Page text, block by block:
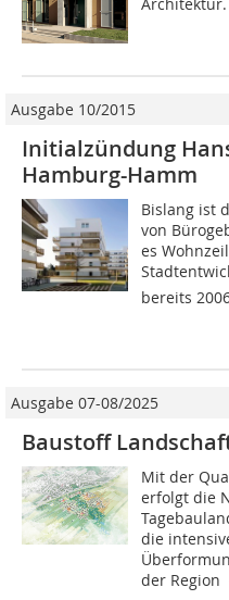
Ausgabe 10/2015
Initialzündung
Hamburg-Hamm
Bislang ist
von
es
bereits
Ausgabe 07-08/2025
Baustoff
Mit der
erfolgt die
die
der Region